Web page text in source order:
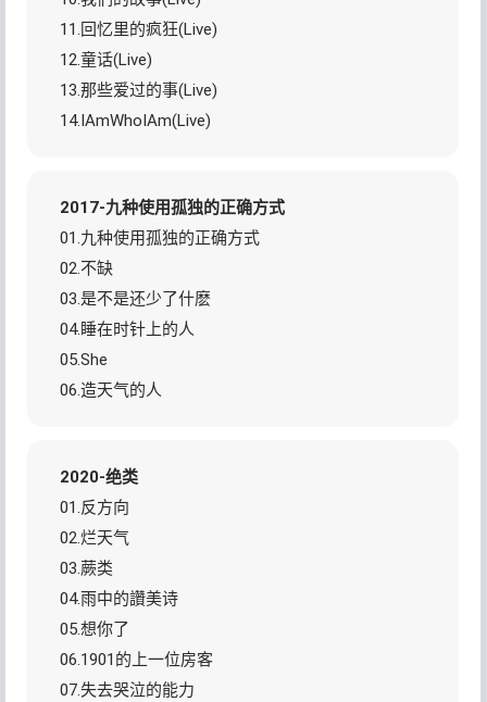
11.回忆里的疯狂(Live)
12.童话(Live)
13.那些爱过的事(Live)
14.IAmWhoIAm(Live)
2017-九种使用孤独的正确方式
01.九种使用孤独的正确方式
02.不缺
03.是不是还少了什麽
04.睡在时针上的人
05.She
06.造天气的人
2020-绝类
01.反方向
02.烂天气
03.蕨类
04.雨中的讚美诗
05.想你了
06.1901的上一位房客
07.失去哭泣的能力